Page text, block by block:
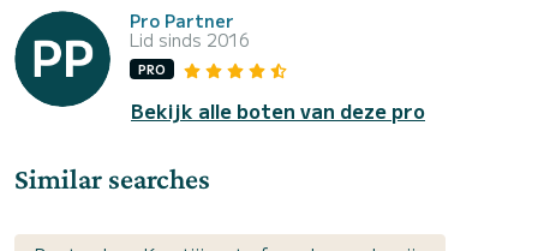
Pro Partner
Lid sinds 2016
PRO
Bekijk alle boten van deze pro
Similar searches